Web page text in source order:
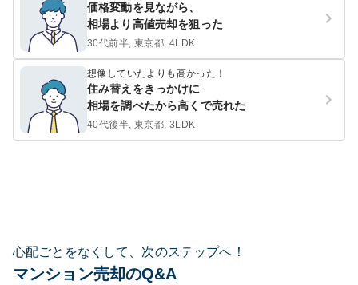
価格変動を見ながら、
相場より高値売却を狙った
30代前半, 東京都, 4LDK
想像していたよりも高かった！
住み替えをきっかけに
相場を調べたから高くで売れた
40代後半, 東京都, 3LDK
心配ごとをなくして、次のステップへ！
マンション売却のQ&A